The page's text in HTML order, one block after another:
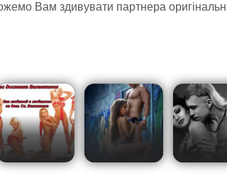
Вам здивувати партнера